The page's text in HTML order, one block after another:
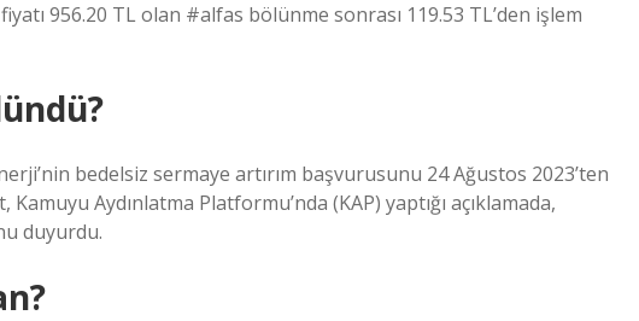
956.20 TL olan #alfas bölünme sonrası 119.53 TL’den işlem
bedelsiz sermaye artırım başvurusunu 24 Ağustos 2023’ten
Aydınlatma Platformu’nda (KAP) yaptığı açıklamada,
duyurdu.